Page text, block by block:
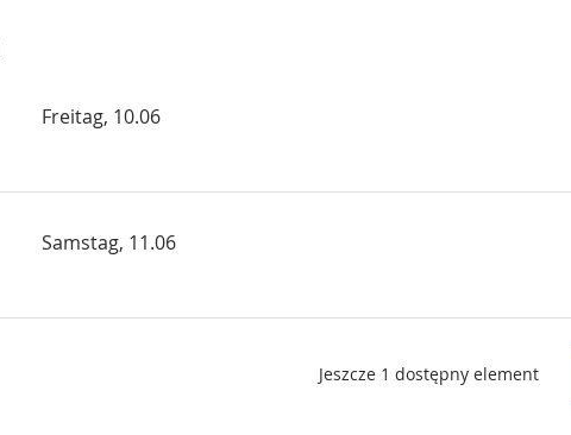
Freitag, 10.06
Samstag, 11.06
Jeszcze 1 dostępny element